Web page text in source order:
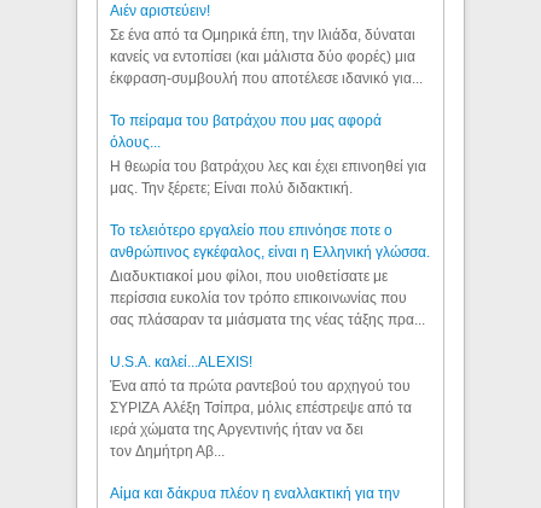
Aιέν αριστεύειν!
Σε ένα από τα Ομηρικά έπη, την Ιλιάδα, δύναται
κανείς να εντοπίσει (και μάλιστα δύο φορές) μια
έκφραση-συμβουλή που αποτέλεσε ιδανικό για...
Το πείραμα του βατράχου που μας αφορά
όλους...
Η θεωρία του βατράχου λες και έχει επινοηθεί για
μας. Την ξέρετε; Είναι πολύ διδακτική.
Το τελειότερο εργαλείο που επινόησε ποτε ο
ανθρώπινος εγκέφαλος, είναι η Ελληνική γλώσσα.
Διαδυκτιακοί μου φίλοι, που υιοθετίσατε με
περίσσια ευκολία τον τρόπο επικοινωνίας που
σας πλάσαραν τα μιάσματα της νέας τάξης πρα...
U.S.A. καλεί...ALEXIS!
Ένα από τα πρώτα ραντεβού του αρχηγού του
ΣΥΡΙΖΑ Αλέξη Τσίπρα, μόλις επέστρεψε από τα
ιερά χώματα της Αργεντινής ήταν να δει
τον Δημήτρη Αβ...
Αίμα και δάκρυα πλέον η εναλλακτική για την